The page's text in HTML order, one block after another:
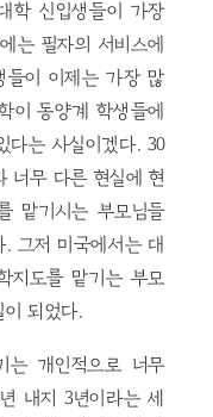
학 신입생들이 가장
는 필자의 서비스에
들이 이제는 가장 많
이 동양계 학생들에
다는 사실이겠다. 30
너무 다른 현실에 현
맡기시는 부모님들
그저 미국에서는 대
지도를 맡기는 부모
되었다.
는 개인적으로 너무
내지 3년이라는 세